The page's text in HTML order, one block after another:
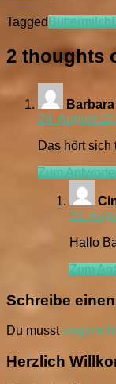
TaggedButtermilch
2 thoughts
Barbara
29. August
Das hört
Zum
31.
Hallo
Zum
Schreibe
Du musst
Herzlich